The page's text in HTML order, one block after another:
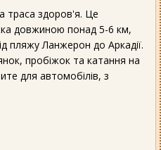
траса здоров'я. Це
довжиною понад 5-6 км,
пляжу Ланжерон до Аркадії.
пробіжок та катання на
для автомобілів, з